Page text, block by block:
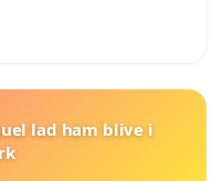
lad ham blive i